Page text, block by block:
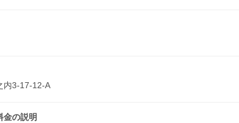
内3-17-12-A
金の説明